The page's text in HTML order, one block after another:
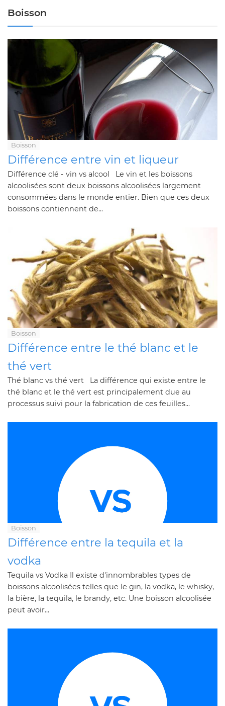
Boisson
Boisson
Différence entre vin et liqueur
Différence clé - vin vs alcool Le vin et les boissons
alcoolisées sont deux boissons alcoolisées largement
consommées dans le monde entier. Bien que ces deux
boissons contiennent de...
Boisson
Différence entre le thé blanc et le
thé vert
Thé blanc vs thé vert La différence qui existe entre le
thé blanc et le thé vert est principalement due au
processus suivi pour la fabrication de ces feuilles...
Boisson
Différence entre la tequila et la
vodka
Tequila vs Vodka Il existe d'innombrables types de
boissons alcoolisées telles que le gin, la vodka, le whisky,
la bière, la tequila, le brandy, etc. Une boisson alcoolisée
peut avoir...